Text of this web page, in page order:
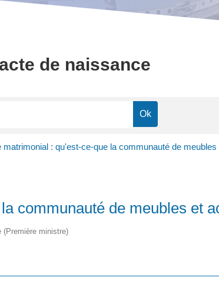
de naissance
matrimonial : qu'est-ce-que la communauté de
communauté de meubles et
(Première ministre)